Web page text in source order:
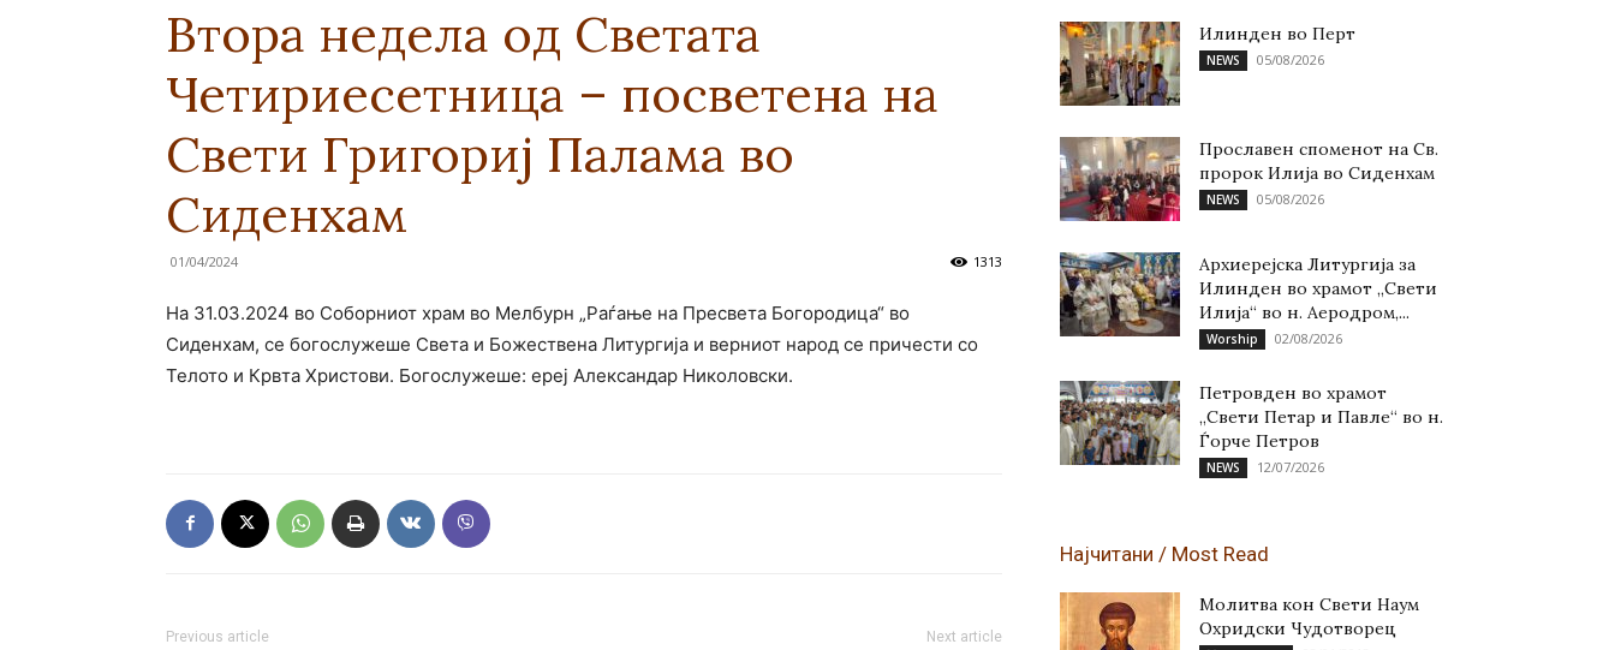
новозеландска
Втора недела од Светата
Четириесетница – посветена на
Свети Григориј Палама во
Сиденхам
01/04/2024 1313
На 31.03.2024 во Соборниот храм во Мелбурн „Раѓање на Пресвета Богородица“ во
Сиденхам, се богослужеше Света и Божествена Литургија и верниот народ се причести со
Телото и Крвта Христови. Богослужеше: ереј Александар Николовски.
Previous article Next article
Илинден во Перт
NEWS 05/08/2026
Прославен споменот на Св.
пророк Илија во Сиденхам
NEWS 05/08/2026
Архиерејска Литургија за
Илинден во храмот „Свети
Илија“ во н. Аеродром,...
Worship 02/08/2026
Петровден во храмот
„Свети Петар и Павле“ во н.
Ѓорче Петров
NEWS 12/07/2026
Најчитани / Most Read
Молитва кон Свети Наум
Охридски Чудотворец